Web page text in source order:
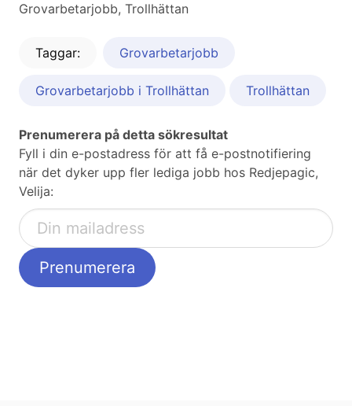
Grovarbetarjobb, Trollhättan
Taggar: Grovarbetarjobb
Grovarbetarjobb i Trollhättan Trollhättan
Prenumerera på detta sökresultat
Fyll i din e-postadress för att få e-postnotifiering
när det dyker upp fler lediga jobb hos Redjepagic,
Velija: